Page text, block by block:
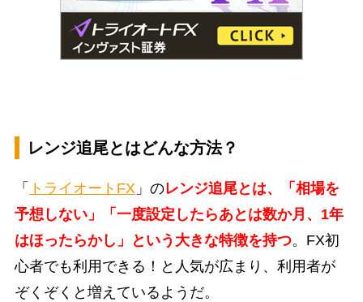
レンジ追尾とはどんな方法？
「 トライオートFX」のレンジ追尾とは、「相場を
予想しない」「一度設定したらあとは数か月、1年
はほったらかし」という大きな特徴を持つ。FX初
心者でも利用できる！と人気が広まり、利用者が
ぞくぞくと増えているようだ。